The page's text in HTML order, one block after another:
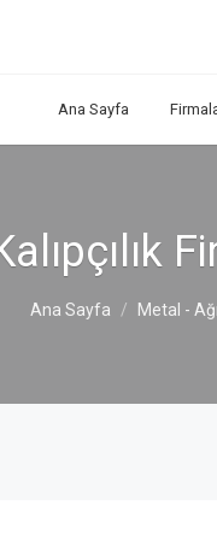
Ana Sayfa
Ana Sayfa Metal -